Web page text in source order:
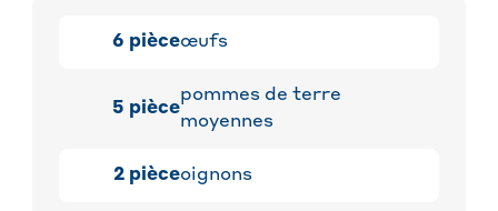
6 pièceœufs
5 pièce
pommes de terre
moyennes
2 pièceoignons